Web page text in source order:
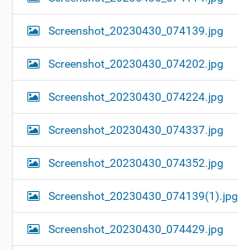
Screenshot_20230430_074139.jpg
Screenshot_20230430_074202.jpg
Screenshot_20230430_074224.jpg
Screenshot_20230430_074337.jpg
Screenshot_20230430_074352.jpg
Screenshot_20230430_074139(1).jpg
Screenshot_20230430_074429.jpg